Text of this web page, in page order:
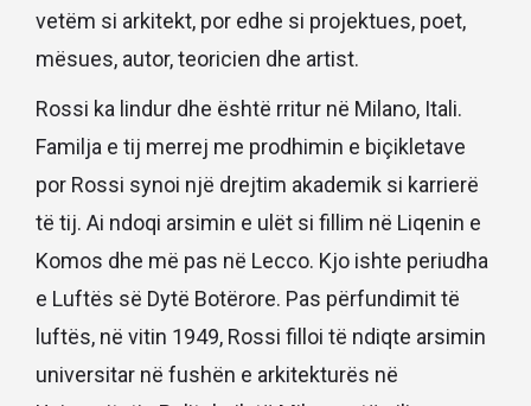
vetëm si arkitekt, por edhe si projektues, poet,
mësues, autor, teoricien dhe artist.
Rossi ka lindur dhe është rritur në Milano, Itali.
Familja e tij merrej me prodhimin e biçikletave
por Rossi synoi një drejtim akademik si karrierë
të tij. Ai ndoqi arsimin e ulët si fillim në Liqenin e
Komos dhe më pas në Lecco. Kjo ishte periudha
e Luftës së Dytë Botërore. Pas përfundimit të
luftës, në vitin 1949, Rossi filloi të ndiqte arsimin
universitar në fushën e arkitekturës në